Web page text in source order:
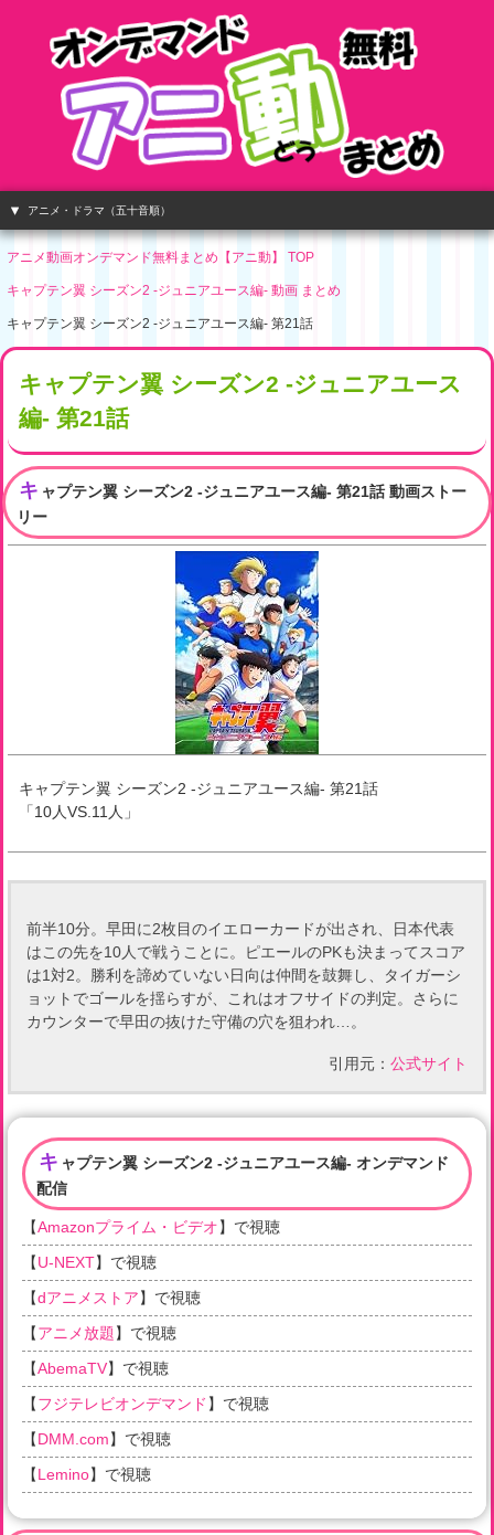
アニメ・ドラマ（五十音順）
アニメ動画オンデマンド無料まとめ【アニ動】 TOP
キャプテン翼 シーズン2 -ジュニアユース編- 動画 まとめ
キャプテン翼 シーズン2 -ジュニアユース編- 第21話
キャプテン翼 シーズン2 -ジュニアユース
編- 第21話
キ ャプテン翼 シーズン2 -ジュニアユース編- 第21話 動画ストー
リー
キャプテン翼 シーズン2 -ジュニアユース編- 第21話
「10人VS.11人 」
前半10分。早田に2枚目のイエローカードが出され、日本代表
はこの先を10人で戦うことに。ピエールのPKも決まってスコア
は1対2。勝利を諦めていない日向は仲間を鼓舞し、タイガーシ
ョットでゴールを揺らすが、これはオフサイドの判定。さらに
カウンターで早田の抜けた守備の穴を狙われ…。
引用元： 公式サイト
キ ャプテン翼 シーズン2 -ジュニアユース編- オンデマンド
配信
【Amazonプライム・ビデオ】で視聴
【U-NEXT】で視聴
【dアニメストア】で視聴
【アニメ放題】で視聴
【AbemaTV】で視聴
【フジテレビオンデマンド 】で視聴
【DMM.com】で視聴
【Lemino】で視聴